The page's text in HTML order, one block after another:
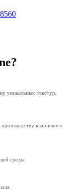
уникальных текстур,
кварцевого
среды.